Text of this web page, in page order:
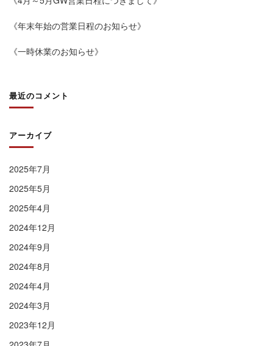
《年末年始の営業日程のお知らせ》
《一時休業のお知らせ》
最近のコメント
アーカイブ
2025年7月
2025年5月
2025年4月
2024年12月
2024年9月
2024年8月
2024年4月
2024年3月
2023年12月